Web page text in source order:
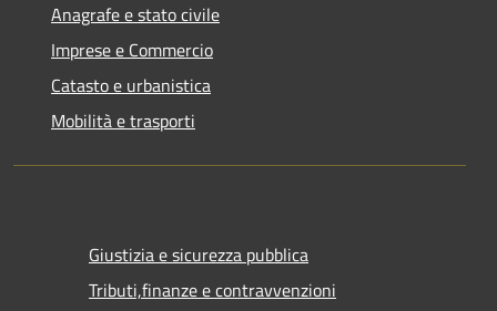
Anagrafe e stato civile
Imprese e Commercio
Catasto e urbanistica
Mobilità e trasporti
Giustizia e sicurezza pubblica
Tributi,finanze e contravvenzioni